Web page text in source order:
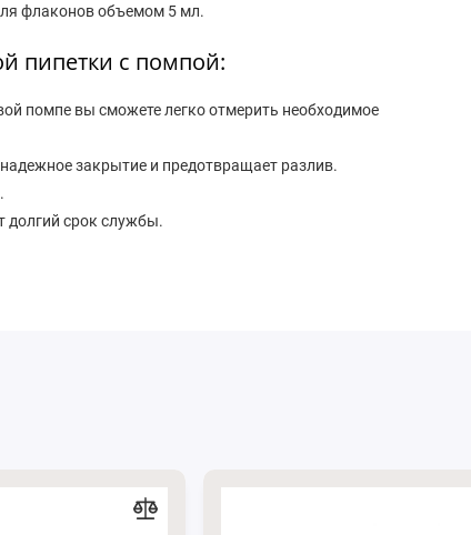
флаконов объемом 5 мл.
пипетки с помпой:
помпе вы сможете легко отмерить необходимое
закрытие и предотвращает разлив.
долгий срок службы.